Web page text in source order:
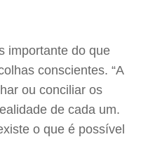
importante do que
conscientes. “A
ou conciliar os
de cada um.
o que é possível